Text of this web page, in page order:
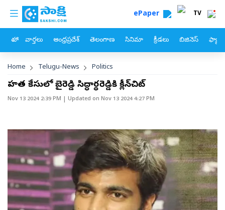
Skip to main content
custom menu ePaper TV
హోం వార్తలు ఆంధ్రప్రదేశ్ తెలంగాణ సినిమా క్రీడలు బిజినెస్
Breadcrumb
Home Telugu-News Politics
హత్య కేసులో బైరెడ్డి సిద్ధార్థరెడ్డికి క్లీన్‌చిట్‌
Nov 13 2024 2:39 PM | Updated on Nov 13 2024 4:27 PM